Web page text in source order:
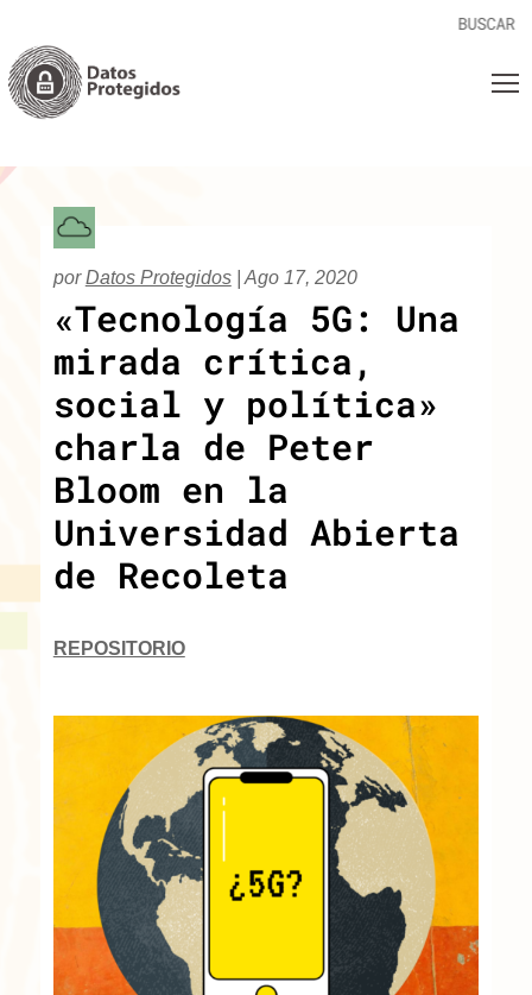
«Tecnología 5G: Una
mirada crítica,
social y política»
charla de Peter
Bloom en la
Universidad Abierta
de Recoleta
porDatos Protegidos| Ago 17, 2020
REPOSITORIO